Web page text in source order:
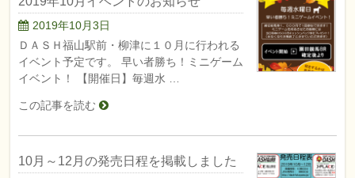
2019年10月3日
ＤＡＳＨ福山駅前・柳津に１０月に行われる
イベント予定です。 早い者勝ち！ミニゲーム
イベント！ 【開催日】毎週水 …
この記事を読む
10月～12月の発売日程を掲載しました